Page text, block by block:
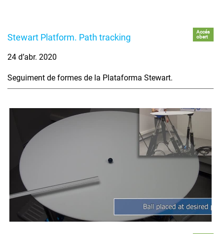
Stewart Platform. Path tracking
Accés
obert
24 d’abr. 2020
Seguiment de formes de la Plataforma Stewart.